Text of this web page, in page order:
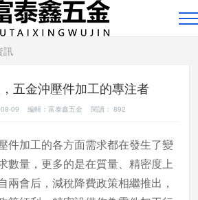
訊
五金沖壓件加工的專注者
08-09 編輯：富泰鑫五金 閱讀：892
件加工的各方面需求都在發生了變
數量，更多的是在質量、精密度上
兩會后，減稅降費政策相繼推出，